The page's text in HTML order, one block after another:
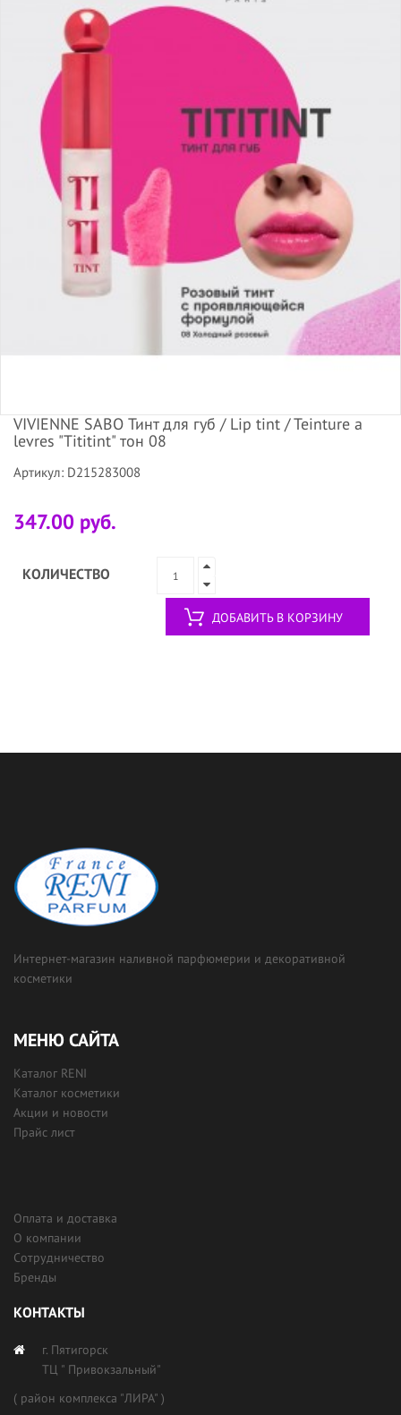
VIVIENNE SABO Тинт для губ / Lip tint / Teinture a
levres "Tititint" тон 08
Артикул: D215283008
347.00 руб.
КОЛИЧЕСТВО
ДОБАВИТЬ В КОРЗИНУ
Интернет-магазин наливной парфюмерии и декоративной
косметики
МЕНЮ САЙТА
Каталог RENI
Каталог косметики
Акции и новости
Прайс лист
Оплата и доставка
О компании
Сотрудничество
Бренды
КОНТАКТЫ
г. Пятигорск
ТЦ " Привокзальный"
( район комплекса "ЛИРА" )